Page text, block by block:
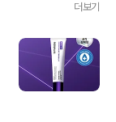
더보기